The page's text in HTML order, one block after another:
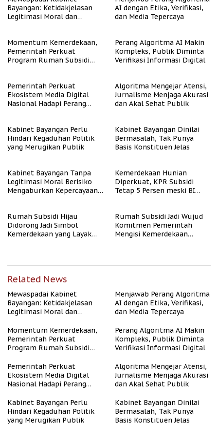
Bayangan: Ketidakjelasan
Legitimasi Moral dan
AI dengan Etika, Verifikasi,
dan Media Tepercaya
Momentum Kemerdekaan,
Pemerintah Perkuat
Program Rumah Subsidi
Perang Algoritma AI Makin
Kompleks, Publik Diminta
Verifikasi Informasi Digital
Pemerintah Perkuat
Ekosistem Media Digital
Nasional Hadapi Perang
Algoritma Mengejar Atensi,
Jurnalisme Menjaga Akurasi
dan Akal Sehat Publik
Kabinet Bayangan Perlu
Hindari Kegaduhan Politik
yang Merugikan Publik
Kabinet Bayangan Dinilai
Bermasalah, Tak Punya
Basis Konstituen Jelas
Kabinet Bayangan Tanpa
Legitimasi Moral Berisiko
Mengaburkan Kepercayaan
Kemerdekaan Hunian
Diperkuat, KPR Subsidi
Tetap 5 Persen meski BI
Rumah Subsidi Hijau
Didorong Jadi Simbol
Kemerdekaan yang Layak
Rumah Subsidi Jadi Wujud
Komitmen Pemerintah
Mengisi Kemerdekaan
Related News
Mewaspadai Kabinet
Bayangan: Ketidakjelasan
Legitimasi Moral dan
Menjawab Perang Algoritma
AI dengan Etika, Verifikasi,
dan Media Tepercaya
Momentum Kemerdekaan,
Pemerintah Perkuat
Program Rumah Subsidi
Berpenghasilan Rendah
Perang Algoritma AI Makin
Kompleks, Publik Diminta
Verifikasi Informasi Digital
Pemerintah Perkuat
Ekosistem Media Digital
Nasional Hadapi Perang
Algoritma Mengejar Atensi,
Jurnalisme Menjaga Akurasi
dan Akal Sehat Publik
Kabinet Bayangan Perlu
Hindari Kegaduhan Politik
yang Merugikan Publik
Kabinet Bayangan Dinilai
Bermasalah, Tak Punya
Basis Konstituen Jelas